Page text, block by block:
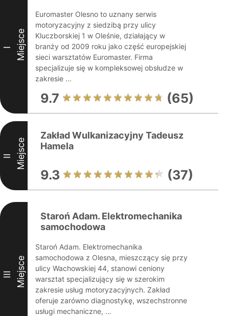
I Miejsce
Euromaster Olesno to uznany serwis
motoryzacyjny z siedzibą przy ulicy
Kluczborskiej 1 w Oleśnie, działający w
branży od 2009 roku jako część europejskiej
sieci warsztatów Euromaster. Firma
specjalizuje się w kompleksowej obsłudze w
zakresie ...
9.7 (65)
II Miejsce
Zakład Wulkanizacyjny Tadeusz
Hamela
9.3 (37)
III Miejsce
Staroń Adam. Elektromechanika
samochodowa
Staroń Adam. Elektromechanika
samochodowa z Olesna, mieszczący się przy
ulicy Wachowskiej 44, stanowi ceniony
warsztat specjalizujący się w szerokim
zakresie usług motoryzacyjnych. Zakład
oferuje zarówno diagnostykę, wszechstronne
usługi mechaniczne, ...